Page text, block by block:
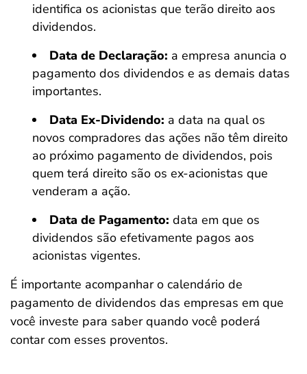
identifica os acionistas que terão direito aos
dividendos.
Data de Declaração: a empresa anuncia o
pagamento dos dividendos e as demais datas
importantes.
Data Ex-Dividendo: a data na qual os
novos compradores das ações não têm direito
ao próximo pagamento de dividendos, pois
quem terá direito são os ex-acionistas que
venderam a ação.
Data de Pagamento: data em que os
dividendos são efetivamente pagos aos
acionistas vigentes.
É importante acompanhar o calendário de
pagamento de dividendos das empresas em que
você investe para saber quando você poderá
contar com esses proventos.